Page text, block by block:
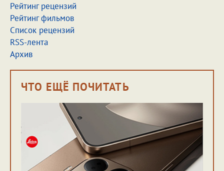
Рейтинг рецензий
Рейтинг фильмов
Список рецензий
RSS-лента
Архив
ЧТО ЕЩЁ ПОЧИТАТЬ